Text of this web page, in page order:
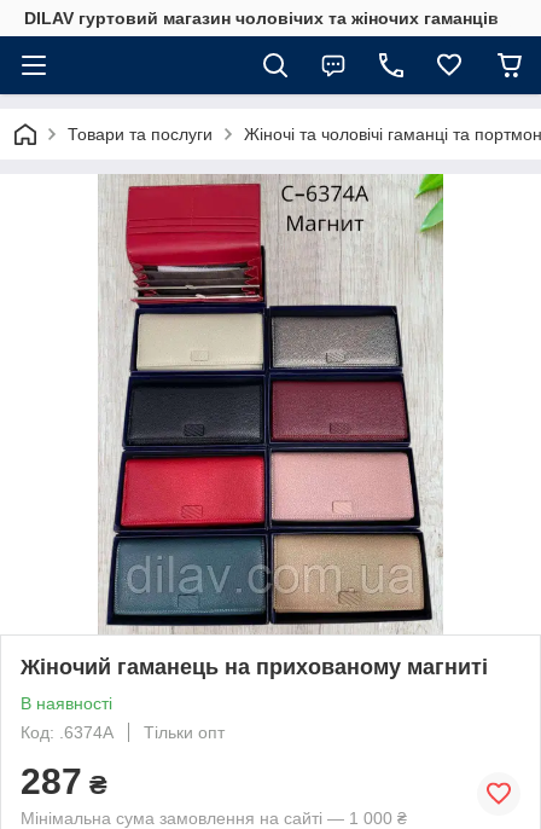
DILAV гуртовий магазин чоловічих та жіночих гаманців
Товари та послуги Жіночі та чоловічі гаманці та
Жіночий гаманець на прихованому магниті
В наявності
Код: .6374A
Тільки опт
287 ₴
Мінімальна сума замовлення на сайті — 1 000 ₴